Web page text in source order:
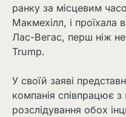
ранку за місцевим
Макмехілл, і проїхала
Лас-Вегас, перш ніж
Trump.
У своїй заяві
компанія співпрацює
розслідування обох